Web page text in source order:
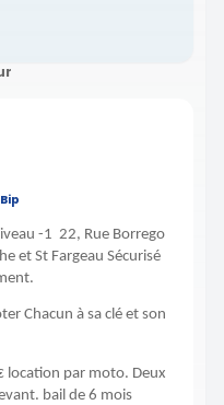
Bip
-1 22, Rue Borrego
et St Fargeau Sécurisé
Chacun à sa clé et son
location par moto. Deux
bail de 6 mois